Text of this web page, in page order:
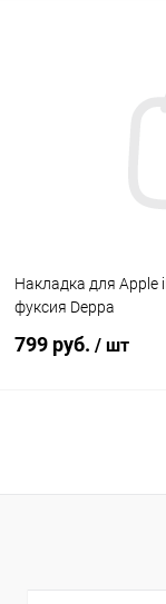
Накладка для Apple
фуксия Deppa
799 руб. / шт